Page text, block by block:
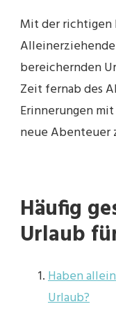
Mit der richtigen
bereichernden
Zeit fernab des
Erinnerungen
neue Abenteuer
Häufig
Urlaub
Haben
Urlaub?